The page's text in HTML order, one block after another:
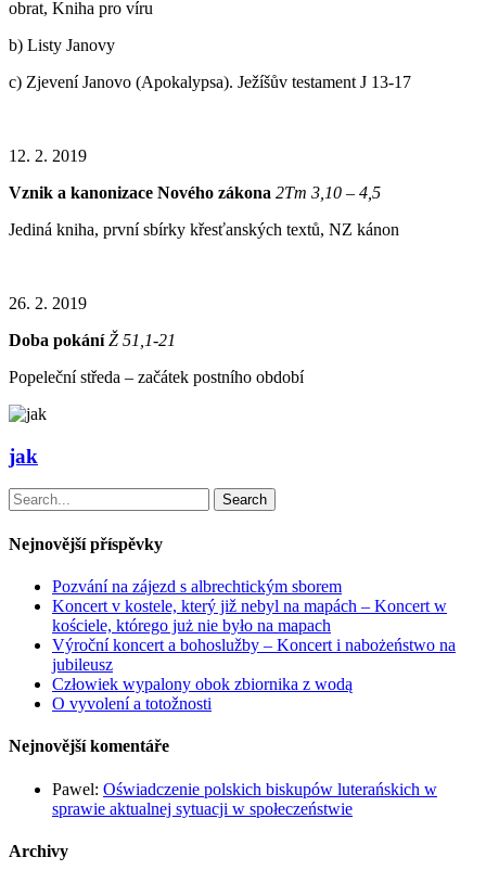
obrat, Kniha pro víru
b) Listy Janovy
c) Zjevení Janovo (Apokalypsa). Ježíšův testament J 13-17
12. 2. 2019
Vznik a kanonizace Nového zákona 2Tm 3,10 – 4,5
Jediná kniha, první sbírky křesťanských textů, NZ kánon
26. 2. 2019
Doba pokání Ž 51,1-21
Popeleční středa – začátek postního období
jak
Search
Nejnovější příspěvky
Pozvání na zájezd s albrechtickým sborem
Koncert v kostele, který již nebyl na mapách – Koncert w
kościele, którego już nie było na mapach
Výroční koncert a bohoslužby – Koncert i nabożeństwo na
jubileusz
Człowiek wypalony obok zbiornika z wodą
O vyvolení a totožnosti
Nejnovější komentáře
Pawel: Oświadczenie polskich biskupów luterańskich w
sprawie aktualnej sytuacji w społeczeństwie
Archivy